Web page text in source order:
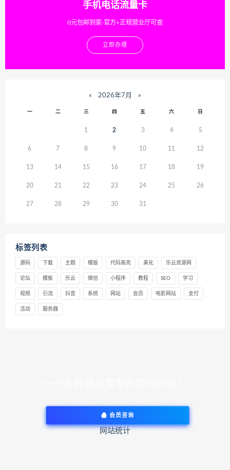
手机电话流量卡
0元包邮到家-官方+正规营业厅可查
立即办理
« 2026年7月 »
一 二 三 四 五 六 日
1 2 3 4 5
6 7 8 9 10 11 12
13 14 15 16 17 18 19
20 21 22 23 24 25 26
27 28 29 30 31
标签列表
源码 下载 主题 模版 代码高亮 美化 乐云资源网
论坛 模板 乐云 微信 小程序 教程 SEO 学习
视频 引流 抖音 系统 网站 会员 电影网站 支付
活动 服务器
会员咨询
网站统计